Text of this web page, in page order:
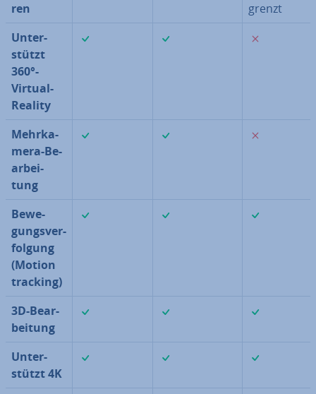
ren
grenzt
Un­ter­
stützt
360°-
Virtual-
Reality
Mehr­ka­
me­ra-Be­
ar­bei­
tung
Be­we­
gungs­ver­
fol­gung
(Motion
tracking)
3D-Be­ar­
bei­tung
Un­ter­
stützt 4K